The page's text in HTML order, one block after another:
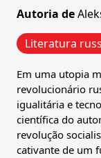
Autoria de
Literatura
Em uma utopia
revolucionário
igualitária e
científica do
revolução
cativante de um